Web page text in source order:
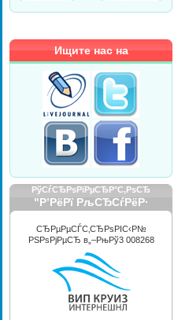
Ищите нас на
СЂРµРµСЃС‚СЂРѕРІС‹Р№
РЅРѕРјРµСЂ в„–РњРў3 008268
РўСѓСЂРѕРїРµСЂР°С‚РѕСЂ
"Р’РёРї РљСЂСѓРёР·